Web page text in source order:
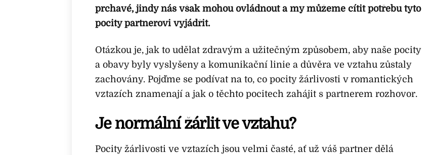
prchavé, jindy nás však mohou ovládnout a my můžeme cítit potřebu tyto
pocity partnerovi vyjádřit.
Otázkou je, jak to udělat zdravým a užitečným způsobem, aby naše pocity
a obavy byly vyslyšeny a komunikační linie a důvěra ve vztahu zůstaly
zachovány. Pojďme se podívat na to, co pocity žárlivosti v romantických
vztazích znamenají a jak o těchto pocitech zahájit s partnerem rozhovor.
Je normální žárlit ve vztahu?
Pocity žárlivosti ve vztazích jsou velmi časté, ať už váš partner dělá